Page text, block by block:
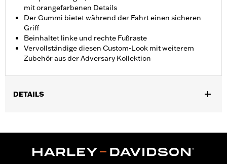
mit orangefarbenen Details
Der Gummi bietet während der Fahrt einen sicheren
Griff
Beinhaltet linke und rechte Fußraste
Vervollständige diesen Custom-Look mit weiterem
Zubehör aus der Adversary Kollektion
DETAILS
07A und 50964-98. Nicht für FXDRS ab ’18 und FLTRXRRSE ab
’25. Die Drehung der Fußrasten kann je nach Motorschutzbügel